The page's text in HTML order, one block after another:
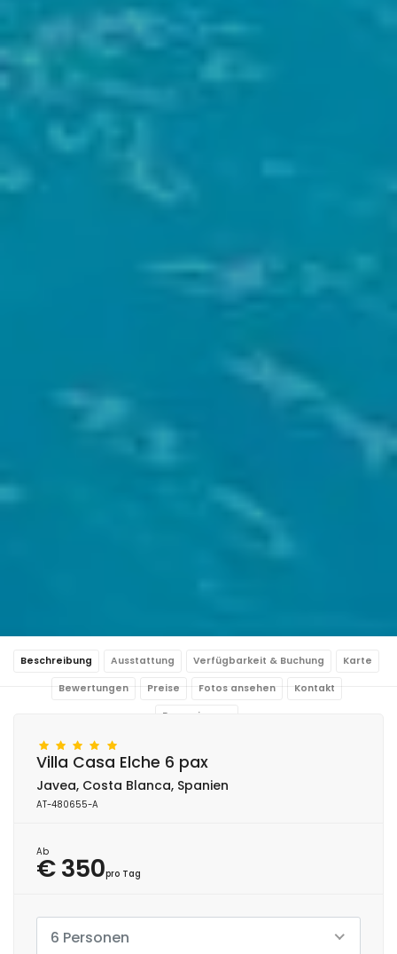
Beschreibung Ausstattung Verfügbarkeit & Buchung Karte
Bewertungen Preise Fotos ansehen Kontakt
Reservierung
Villa Casa Elche 6 pax
Javea, Costa Blanca, Spanien
AT-480655-A
Ab
€ 350pro Tag
6 Personen